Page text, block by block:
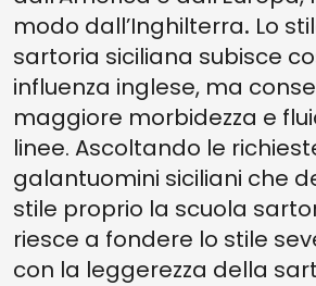
modo dall’Inghilterra. Lo
sartoria siciliana subisce
influenza inglese, ma
maggiore morbidezza e
linee. Ascoltando le
galantuomini siciliani che
stile proprio la scuola
riesce a fondere lo stile
con la leggerezza della